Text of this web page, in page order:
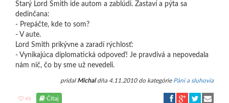
Starý Lord Smith ide autom a zablúdi. Zastaví a pýta sa
dedinčana:
- Prepáčte, kde to som?
- V aute.
Lord Smith prikývne a zaradí rýchlosť:
- Vynikajúca diplomatická odpoveď! Je pravdivá a nepovedala
nám nič, čo by sme už nevedeli.
pridal Michaldňa 4.11.2010 do kategórie Páni a sluhovia
45 Čítaj